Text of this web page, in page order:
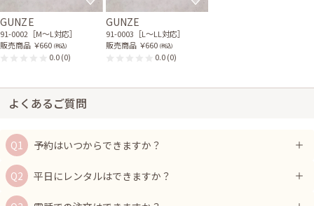
GUNZE
91-0002［M〜L対応］
販売商品 ￥660 (税込)
0.0(0)
GUNZE
91-0003［L〜LL対応］
販売商品 ￥660 (税込)
0.0(0)
よくあるご質問
予約はいつからできますか？
平日にレンタルはできますか？